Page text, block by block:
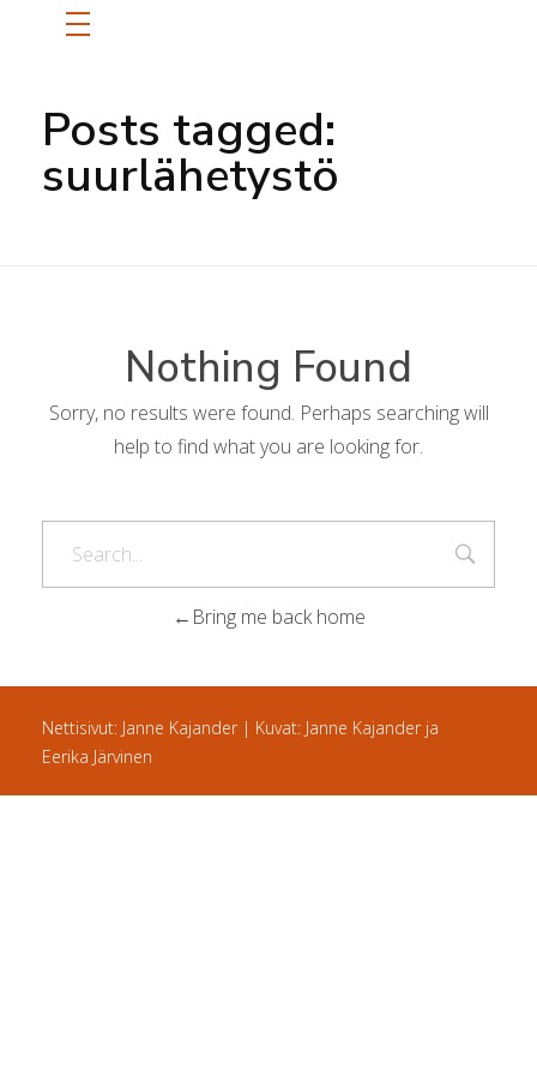
SANNI
OTA YHTEYTTÄ
Posts tagged:
suurlähetystö
Nothing Found
Sorry, no results were found. Perhaps searching will
help to find what you are looking for.
Bring me back home
Nettisivut: Janne Kajander | Kuvat: Janne Kajander ja
Eerika Järvinen